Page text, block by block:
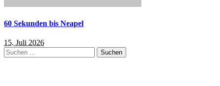
60 Sekunden bis Neapel
15. Juli 2026
Suchen
nach: